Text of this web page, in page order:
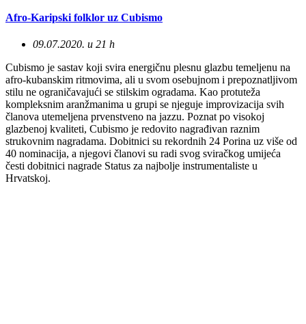
Afro-Karipski folklor uz Cubismo
09.07.2020. u 21 h
Cubismo je sastav koji svira energičnu plesnu glazbu temeljenu na
afro-kubanskim ritmovima, ali u svom osebujnom i prepoznatljivom
stilu ne ograničavajući se stilskim ogradama. Kao protuteža
kompleksnim aranžmanima u grupi se njeguje improvizacija svih
članova utemeljena prvenstveno na jazzu. Poznat po visokoj
glazbenoj kvaliteti, Cubismo je redovito nagrađivan raznim
strukovnim nagradama. Dobitnici su rekordnih 24 Porina uz više od
40 nominacija, a njegovi članovi su radi svog sviračkog umijeća
česti dobitnici nagrade Status za najbolje instrumentaliste u
Hrvatskoj.